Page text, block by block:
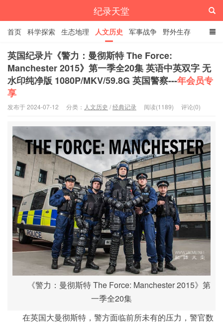
纪录天堂
首页 科学探索 生态地理 人文历史 军事战争 野外生存
经典纪录 4K纪录片 精品资源
英国纪录片《警力：曼彻斯特 The Force:
Manchester 2015》第一季全20集 英语中英双字 无
水印纯净版 1080P/MKV/59.8G 英国警察---年会员专
享
发布于 2024-07-12 分类： 人文历史 /经典记录 阅读(1189) 评论(0)
《警力：曼彻斯特 The Force: Manchester 2015》第
一季全20集
在英国大曼彻斯特，警方面临前所未有的压力，警官数